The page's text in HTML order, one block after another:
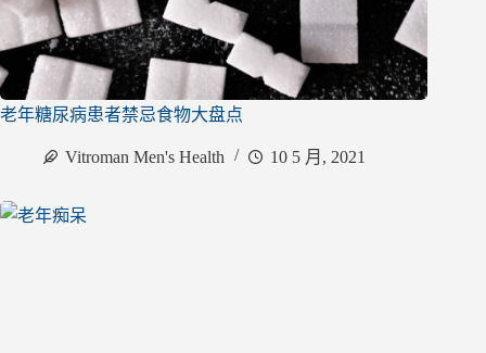
老年糖尿病患者禁忌食物大盘点
Vitroman Men's Health 10 5 月, 2021